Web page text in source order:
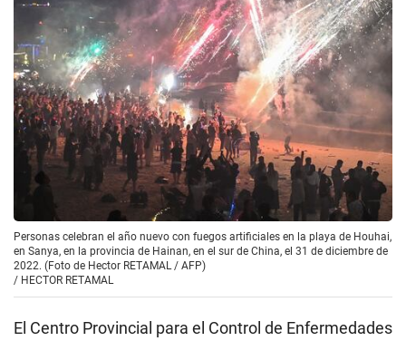
Personas celebran el año nuevo con fuegos artificiales en la playa de Houhai,
en Sanya, en la provincia de Hainan, en el sur de China, el 31 de diciembre de
2022. (Foto de Hector RETAMAL / AFP)
/ HECTOR RETAMAL
El Centro Provincial para el Control de Enfermedades